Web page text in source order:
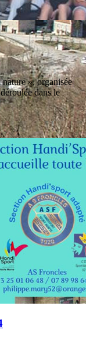
», organisée
dans le